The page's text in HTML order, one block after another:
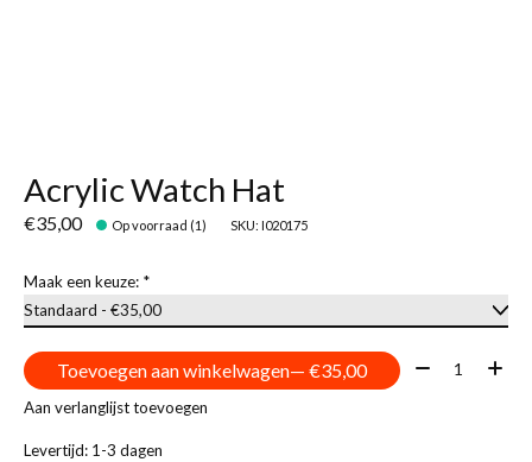
Acrylic Watch Hat
€35,00 Op voorraad (1) SKU: I020175
Maak een keuze: *
Toevoegen aan winkelwagen — €35,00 Aantal:
Aan verlanglijst toevoegen
Levertijd: 1-3 dagen